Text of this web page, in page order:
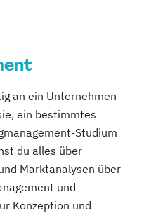
an ein Unternehmen
ein bestimmtes
Studium
du alles über
Marktanalysen über
und
Konzeption und